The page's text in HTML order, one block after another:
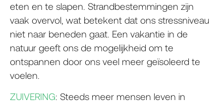
eten en te slapen. Strandbestemmingen zijn
vaak overvol, wat betekent dat ons stressniveau
niet naar beneden gaat. Een vakantie in de
natuur geeft ons de mogelijkheid om te
ontspannen door ons veel meer geïsoleerd te
voelen.
ZUIVERING: Steeds meer mensen leven in